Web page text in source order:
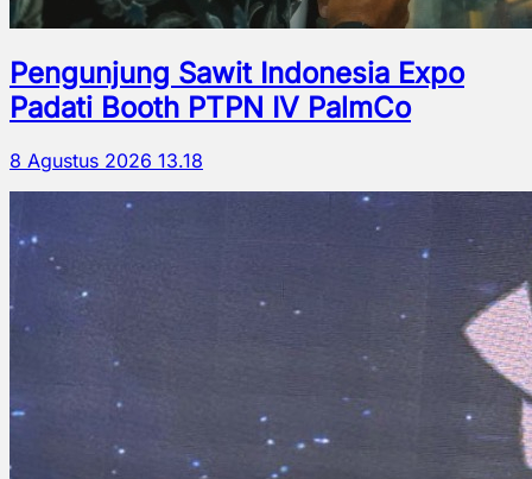
Pengunjung Sawit Indonesia Expo
Padati Booth PTPN IV PalmCo
8 Agustus 2026 13.18